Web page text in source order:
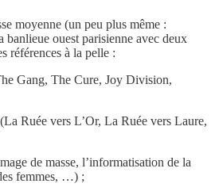
moyenne (un peu plus même :
banlieue ouest parisienne avec deux
références à la pelle :
Gang, The Cure, Joy Division,
Ruée vers L’Or, La Ruée vers Laure,
de masse, l’informatisation de la
femmes, …) ;